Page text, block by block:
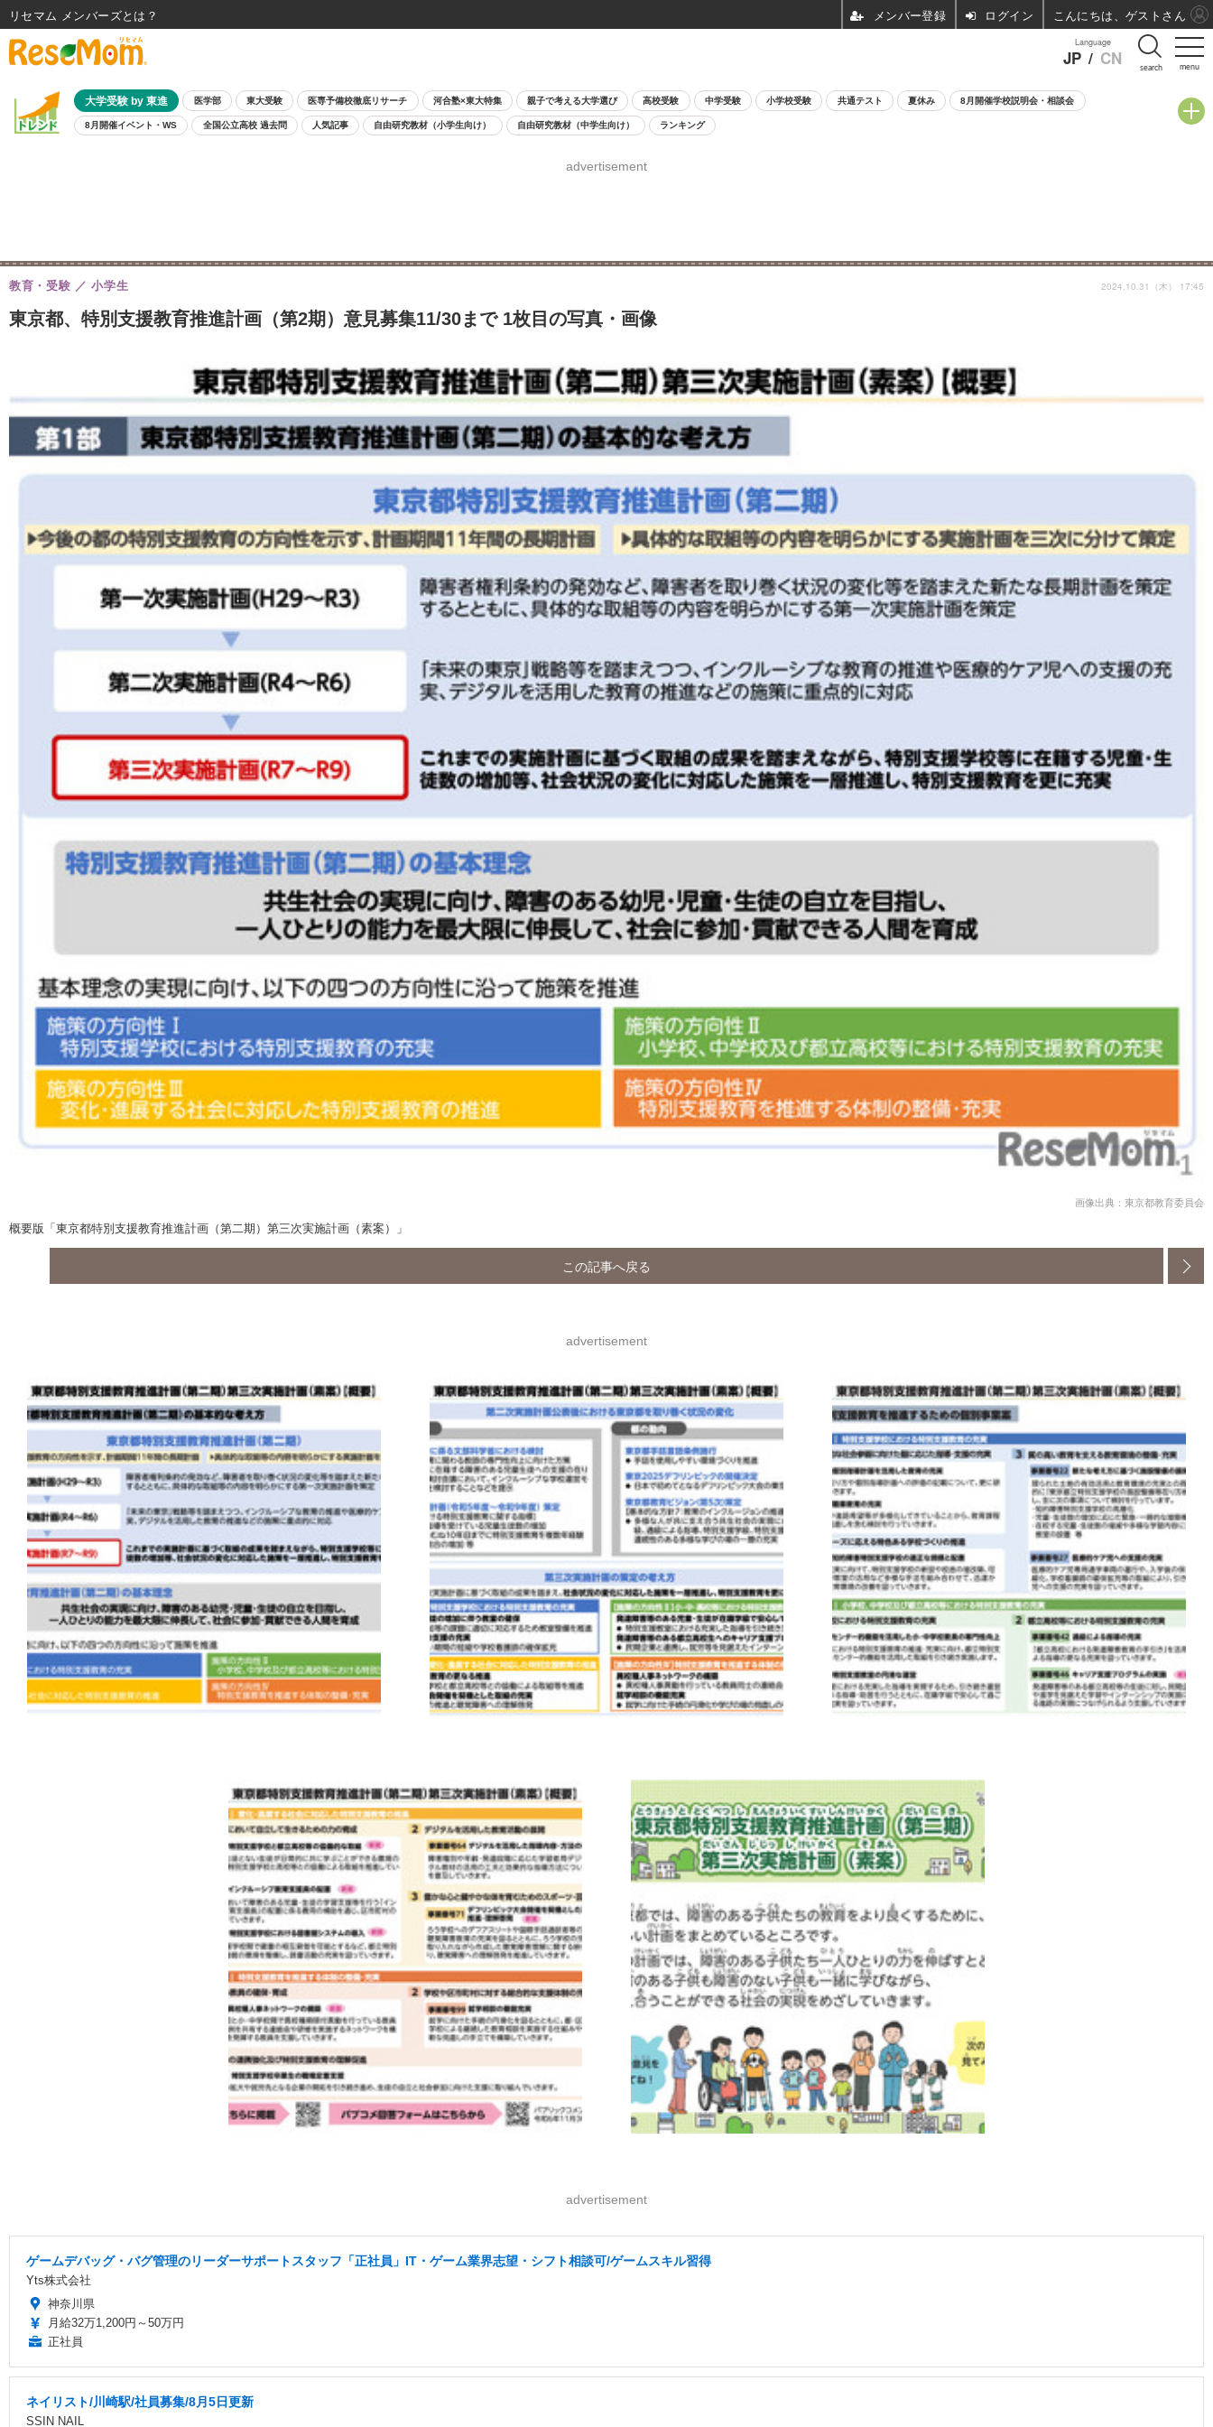
menu
Language
JP / CN search
大学受験 by 東進 医学部 東大受験 医専予備校徹底リサーチ 河合塾×東大特集 親子で考える大学選び 高校受験 中学受験 小学校受験 共通テスト 夏休み 8月開催学校説明会・相談会
8月開催イベント・WS 全国公立高校 過去問 人気記事 自由研究教材（小学生向け） 自由研究教材（中学生向け） ランキング
advertisement
東京都、特別支援教育推進計画（第2期）意見募集11/30まで 1枚目の写真・画像
教育・受験 小学生 2024.10.31（木） 17:45
画像出典：東京都教育委員会
概要版「東京都特別支援教育推進計画（第二期）第三次実施計画（素案）」
この記事へ戻る
advertisement
advertisement
ゲームデバッグ・バグ管理のリーダーサポートスタッフ「正社員」IT・ゲーム業界志望・シフト相談可/ゲームスキル習得
Yts株式会社
神奈川県
月給32万1,200円～50万円
正社員
ネイリスト/川崎駅/社員募集/8月5日更新
SSIN NAIL
リセマム メンバーズ ログイン こんにちは、ゲストさん